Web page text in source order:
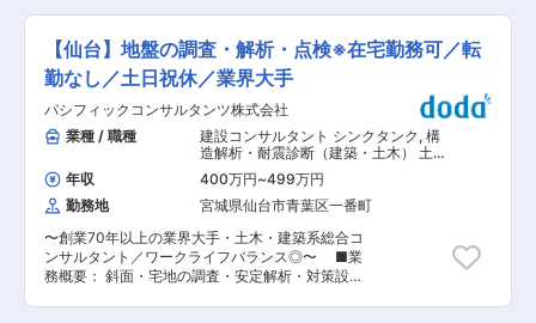
の貢献に繋がります。柔軟な感性と発想、自らを
高めようとする野心を持ち、豊富な経験を活かし
て、個人・会社だけではなく、若手技術者の育
成、社会や地域の繁栄を目指しています。 変更の
範囲：会社の定める業務
としては、マンションなどのRC造建築物などが
多くなっております。 ■業務詳細： ・仮設構造
計算 ※型枠工事の型枠の解体に関する計算です。
・型枠支保工解体の計算書作成（ピンポイント工
法） ※専用のソフトがありますので、そちらで計
算書作成を作成していただきます。 ・顧客対応
（電話など） 入社後はOJT体制で業務を覚えてい
ただきます。 めずらしい職種となりますので、未
経験の方がほとんどだと思います。しっかりと丁
寧に教えますので、今までのご経験を活かして活
躍することが可能です。 慣れてきたらお客様への
確認の電話対応などもお任せする予定です。 残業
時間は月平均30時間程度、土日祝日が休日となり
建設現場ではなく事務所勤務になりますので、落
ち着いて就業することが可能です。 ■組織構成
14名（男性2名、女性12名） 20代〜60代まで幅
【仙台】地盤の調査・解析・点検※在宅勤務可／転
勤なし／土日祝休／業界大手
パシフィックコンサルタンツ株式会社
業種 / 職種
建設コンサルタント シンクタンク , 構
造解析・耐震診断（建築・土木） 土木
設計・測量（都市計画・環境）
年収 400万円~499万円
勤務地
宮城県仙台市青葉区一番町
〜創業70年以上の業界大手・土木・建築系総合コ
ンサルタント／ワークライフバランス◎〜 ■業
務概要： 斜面・宅地の調査・安定解析・対策設